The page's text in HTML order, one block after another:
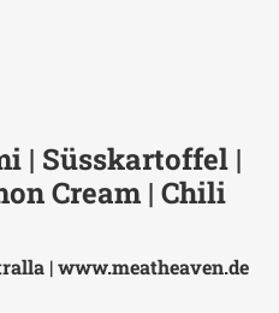
| Süsskartoffel |
Cream | Chili
|www.meatheaven.de